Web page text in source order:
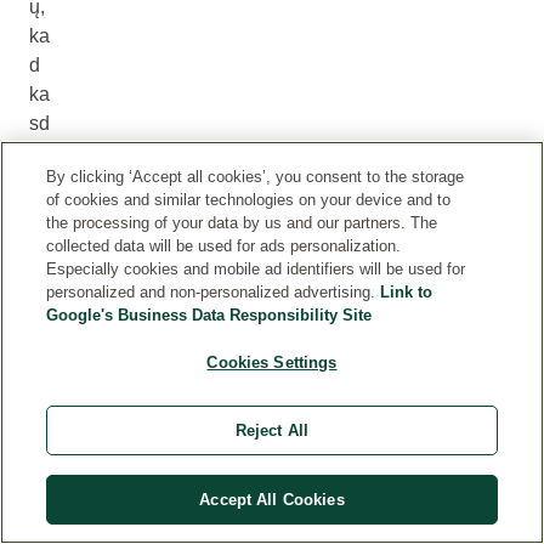
ų,
ka
d
ka
sd
pri
vo
By clicking ‘Accept all cookies’, you consent to the storage
of cookies and similar technologies on your device and to
the processing of your data by us and our partners. The
collected data will be used for ads personalization.
Especially cookies and mobile ad identifiers will be used for
personalized and non-personalized advertising. Link to
Google's Business Data Responsibility Site
Cookies Settings
Reject All
Accept All Cookies